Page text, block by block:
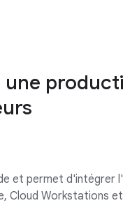
une
et permet d'intégrer
Cloud Workstations